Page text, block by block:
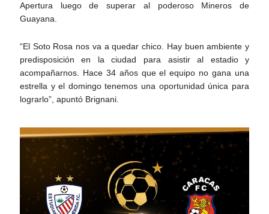
Apertura luego de superar al poderoso Mineros de
Guayana.
“El Soto Rosa nos va a quedar chico. Hay buen ambiente y
predisposición en la ciudad para asistir al estadio y
acompañarnos. Hace 34 años que el equipo no gana una
estrella y el domingo tenemos una oportunidad única para
lograrlo”, apuntó Brignani.